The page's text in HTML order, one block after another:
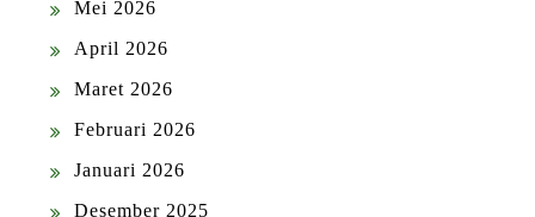
Mei 2026
April 2026
Maret 2026
Februari 2026
Januari 2026
Desember 2025